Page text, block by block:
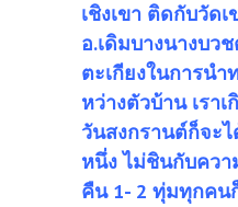
เชิงเขา ติดกับวัดเ
อ.เดิมบางนางบว
ตะเกียงในการนำ
หว่างตัวบ้าน เรา
วันสงกรานต์ก็จะ
หนึ่ง ไม่ชินกับคว
คืน 1- 2 ทุ่มทุกคน